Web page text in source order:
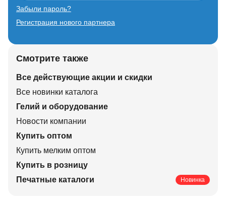
Забыли пароль?
Регистрация нового партнера
Смотрите также
Все действующие акции и скидки
Все новинки каталога
Гелий и оборудование
Новости компании
Купить оптом
Купить мелким оптом
Купить в розницу
Печатные каталоги
Новинка